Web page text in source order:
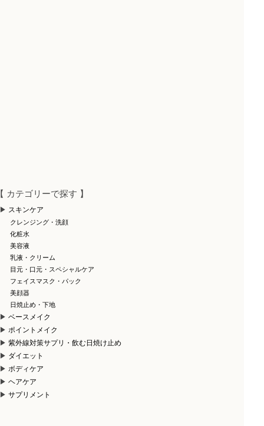
カテゴリーで探す 】
スキンケア
クレンジング・洗顔
化粧水
美容液
乳液・クリーム
目元・口元・スペシャルケア
フェイスマスク・パック
美顔器
日焼止め・下地
ベースメイク
ポイントメイク
紫外線対策サプリ・飲む日焼け止め
ダイエット
ボディケア
ヘアケア
サプリメント